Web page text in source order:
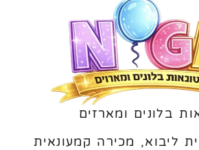
בלונים ומארזים
ליבוא, מכירה קמעונאית